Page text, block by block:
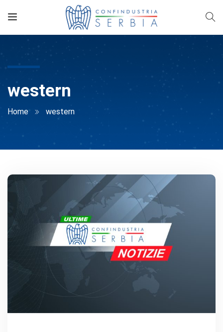
western
Home western